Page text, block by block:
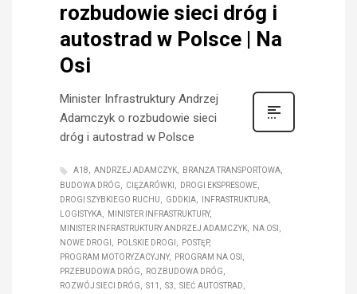
rozbudowie sieci dróg i
autostrad w Polsce | Na
Osi
Minister Infrastruktury Andrzej
Adamczyk o rozbudowie sieci
dróg i autostrad w Polsce
A18 ANDRZEJ ADAMCZYK
BRANŻA TRANSPORTOWA
BUDOWA DRÓG
CIĘŻARÓWKI
DROGI EKSPRESOWE
DROGI SZYBKIEGO RUCHU
GDDKIA
INFRASTRUKTURA
LOGISTYKA
MINISTER INFRASTRUKTURY
MINISTER INFRASTRUKTURY ANDRZEJ ADAMCZYK
NA OSI
NOWE DROGI
POLSKIE DROGI
POSTĘP
PROGRAM MOTORYZACYJNY
PROGRAM NA OSI
PRZEBUDOWA DRÓG
ROZBUDOWA DRÓG
ROZWÓJ SIECI DRÓG
S11 S3
SIEĆ AUTOSTRAD